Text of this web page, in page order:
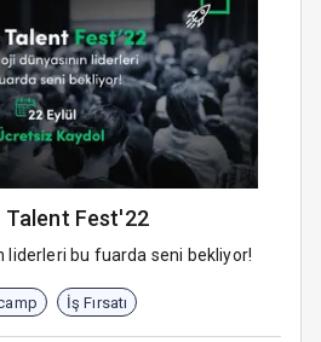
Talent Fest'22
Teknoloji dünyasının liderleri bu fuarda seni bekliyor!
İş Fırsatı